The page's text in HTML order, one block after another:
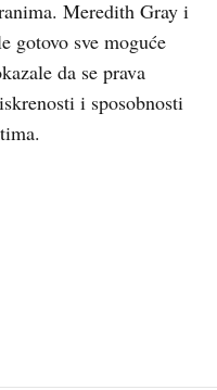
Meredith Gray i
gotovo sve moguće
da se prava
i sposobnosti